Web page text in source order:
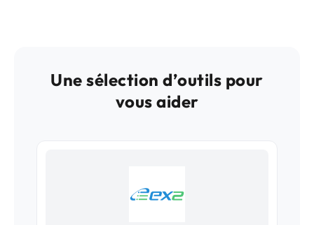
Une sélection d’outils pour
vous aider